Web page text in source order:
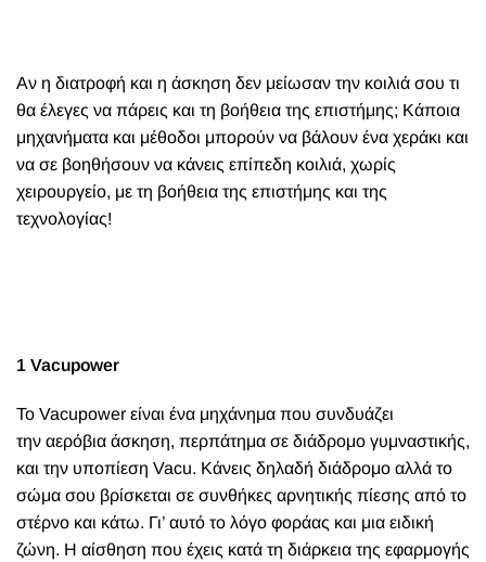
Αν η διατροφή και η άσκηση δεν μείωσαν την κοιλιά σου τι
θα έλεγες να πάρεις και τη βοήθεια της επιστήμης; Κάποια
μηχανήματα και μέθοδοι μπορούν να βάλουν ένα χεράκι και
να σε βοηθήσουν να κάνεις επίπεδη κοιλιά, χωρίς
χειρουργείο, με τη βοήθεια της επιστήμης και της
τεχνολογίας!
1 Vacupower
Το Vacupower είναι ένα μηχάνημα που συνδυάζει
την αερόβια άσκηση, περπάτημα σε διάδρομο γυμναστικής,
και την υποπίεση Vacu. Κάνεις δηλαδή διάδρομο αλλά το
σώμα σου βρίσκεται σε συνθήκες αρνητικής πίεσης από το
στέρνο και κάτω. Γι’ αυτό το λόγο φοράας και μια ειδική
ζώνη. Η αίσθηση που έχεις κατά τη διάρκεια της εφαρμογής